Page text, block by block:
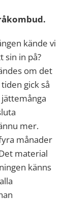
kände vi
sin in på?
om det
gick så
mer.
månader
material
känns